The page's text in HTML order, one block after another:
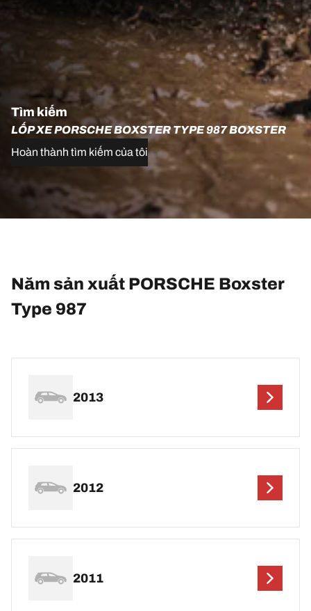
Tìm kiếm
LỐP XE PORSCHE BOXSTER TYPE 987 BOXSTER
Hoàn thành tìm kiếm của tôi
Năm sản xuất PORSCHE Boxster
Type 987
2013
2012
2011